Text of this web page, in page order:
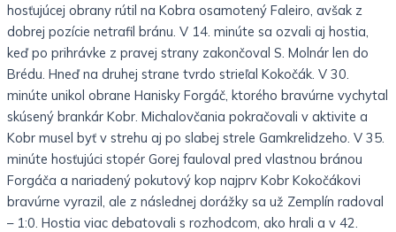
hosťujúcej obrany rútil na Kobra osamotený Faleiro, avšak z
dobrej pozície netrafil bránu. V 14. minúte sa ozvali aj hostia,
keď po prihrávke z pravej strany zakončoval S. Molnár len do
Brédu. Hneď na druhej strane tvrdo strieľal Kokočák. V 30.
minúte unikol obrane Hanisky Forgáč, ktorého bravúrne vychytal
skúsený brankár Kobr. Michalovčania pokračovali v aktivite a
Kobr musel byť v strehu aj po slabej strele Gamkrelidzeho. V 35.
minúte hosťujúci stopér Gorej fauloval pred vlastnou bránou
Forgáča a nariadený pokutový kop najprv Kobr Kokočákovi
bravúrne vyrazil, ale z následnej dorážky sa už Zemplín radoval
– 1:0. Hostia viac debatovali s rozhodcom, ako hrali a v 42.